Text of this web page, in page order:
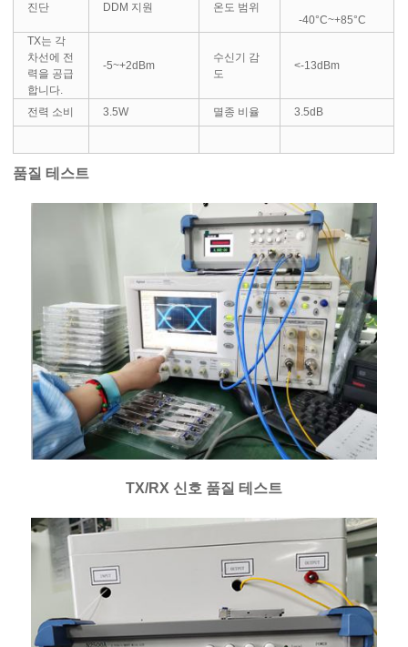
진단 DDM 지원 온도 범위
-40°C~+85°C
TX는 각
차선에 전
력을 공급
합니다.
-5~+2dBm
수신기 감
도
<-13dBm
전력 소비 3.5W 멸종 비율 3.5dB
품질 테스트
TX/RX 신호 품질 테스트